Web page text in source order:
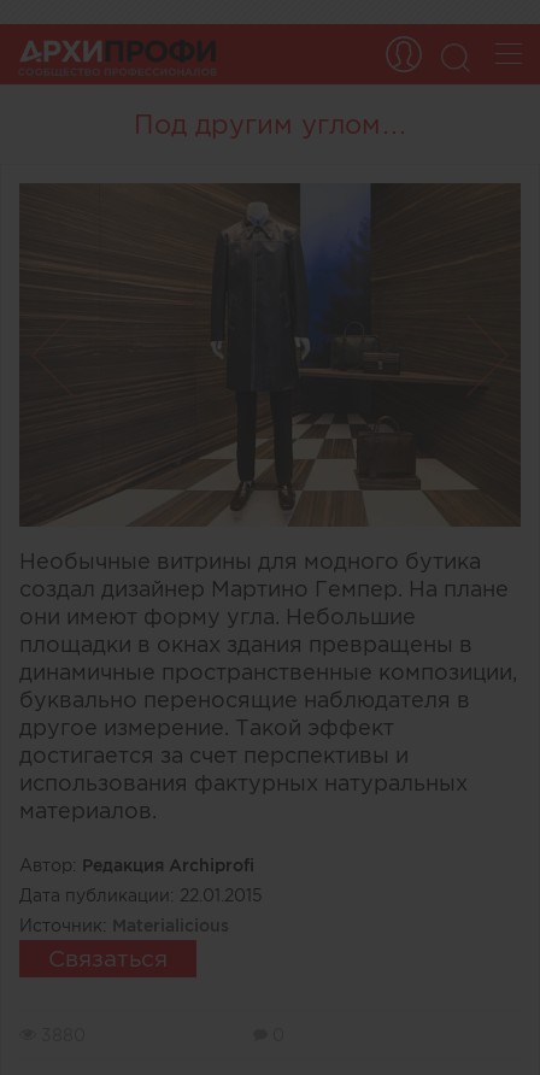
Под другим углом…
Необычные витрины для модного бутика
создал дизайнер Мартино Гемпер. На плане
они имеют форму угла. Небольшие
площадки в окнах здания превращены в
динамичные пространственные композиции,
буквально переносящие наблюдателя в
другое измерение. Такой эффект
достигается за счет перспективы и
использования фактурных натуральных
материалов.
Автор: Редакция Archiprofi
Дата публикации: 22.01.2015
Источник: Materialicious
Связаться